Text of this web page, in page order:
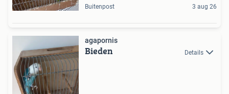
Buitenpost 3 aug 26
agapornis
Bieden Details